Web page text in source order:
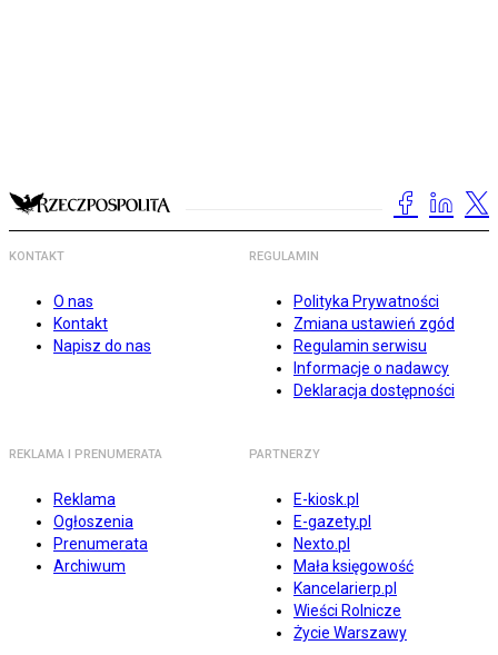
KONTAKT
O nas
Kontakt
Napisz do nas
REGULAMIN
Polityka Prywatności
Zmiana ustawień zgód
Regulamin serwisu
Informacje o nadawcy
Deklaracja dostępności
REKLAMA I PRENUMERATA
Reklama
Ogłoszenia
Prenumerata
Archiwum
PARTNERZY
E-kiosk.pl
E-gazety.pl
Nexto.pl
Mała księgowość
Kancelarierp.pl
Wieści Rolnicze
Życie Warszawy